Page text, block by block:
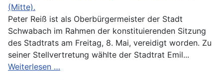
Peter Reiß ist als Oberbürgermeister der Stadt
Schwabach im Rahmen der konstituierenden Sitzung
des Stadtrats am Freitag, 8. Mai, vereidigt worden. Zu
seiner Stellvertretung wählte der Stadtrat Emil...
Weiterlesen …